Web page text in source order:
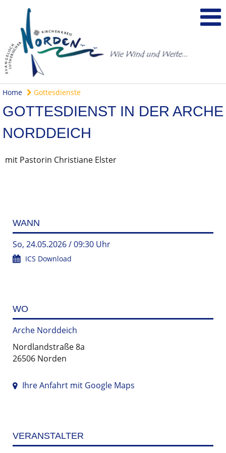
Home Gottesdienste
GOTTESDIENST IN DER ARCHE
NORDDEICH
mit Pastorin Christiane Elster
WANN
So, 24.05.2026 / 09:30 Uhr
ICS Download
WO
Arche Norddeich
Nordlandstraße 8a
26506 Norden
Ihre Anfahrt mit Google Maps
VERANSTALTER